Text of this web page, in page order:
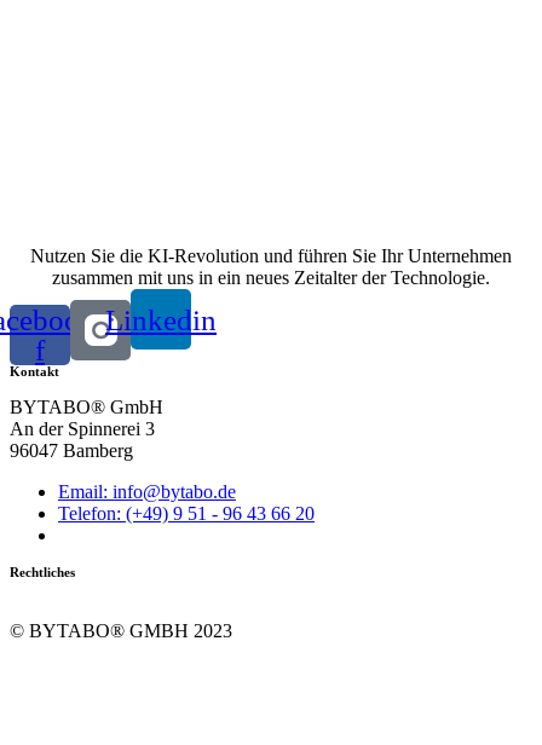
Nutzen Sie die KI-Revolution und führen Sie Ihr Unternehmen
zusammen mit uns in ein neues Zeitalter der Technologie.
f
Linkedin
Kontakt
BYTABO® GmbH
An der Spinnerei 3
96047 Bamberg
Email: info@bytabo.de
Telefon: (+49) 9 51 - 96 43 66 20
Rechtliches
© BYTABO® GMBH 2023